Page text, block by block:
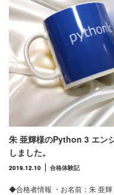
朱 亜輝様のPython 3 エン
しました。
2019.12.10 合格体験記
◆合格者情報 ・お名前：朱 亜